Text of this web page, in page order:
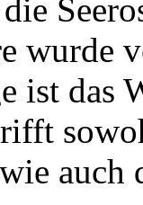
wurde
ist das
auch